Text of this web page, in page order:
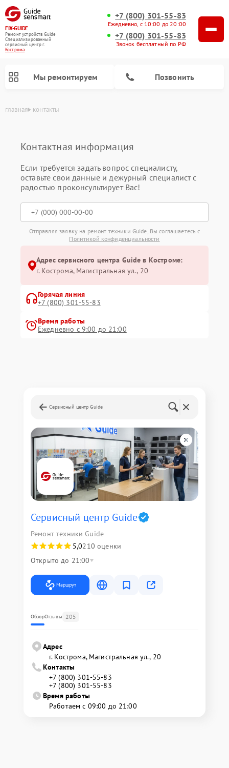
FIX-GUIDE
Ремонт устройств Guide
Специализированный
cервисный центр г.
Кострома
+7 (800) 301-55-83
Ежедневно, с 10:00 до 20:00
+7 (800) 301-55-83
Звонок бесплатный по РФ
Мы ремонтируем Позвонить
главная контакты
Контактная информация
Если требуется задать вопрос специалисту,
оставьте свои данные и дежурный специалист с
радостью проконсультирует Вас!
Отправляя заявку на ремонт техники Guide, Вы соглашаетесь с
Политикой конфиденциальности
Адрес сервисного центра Guide в Костроме:
г. Кострома, Магистральная ул., 20
Горячая линия
+7 (800) 301-55-83
Время работы
Ежедневно с 9:00 до 21:00
Сервисный центр Guide
Сервисный центр Guide
Ремонт техники Guide
5,0210 оценки
Открыто до 21:00
Маршрут
ОбзорОтзывы 205
Адрес
г. Кострома, Магистральная ул., 20
Контакты
+7 (800) 301-55-83
+7 (800) 301-55-83
Время работы
Работаем с 09:00 до 21:00